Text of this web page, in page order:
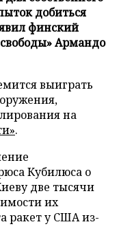
добиться
финский
Армандо
выиграть
на
.
Кубилюса о
две тысячи
их
ракет у США из-